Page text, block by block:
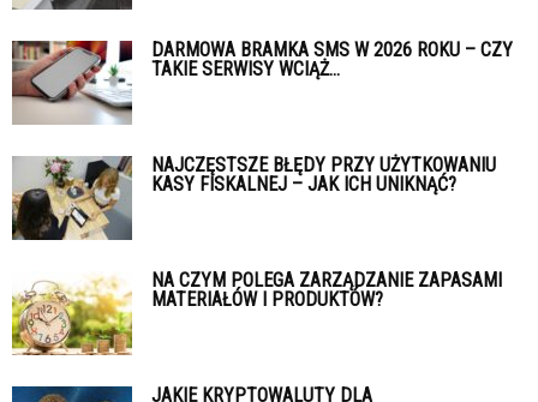
DARMOWA BRAMKA SMS W 2026 ROKU – CZY
TAKIE SERWISY WCIĄŻ...
NAJCZĘSTSZE BŁĘDY PRZY UŻYTKOWANIU
KASY FISKALNEJ – JAK ICH UNIKNĄĆ?
NA CZYM POLEGA ZARZĄDZANIE ZAPASAMI
MATERIAŁÓW I PRODUKTÓW?
JAKIE KRYPTOWALUTY DLA